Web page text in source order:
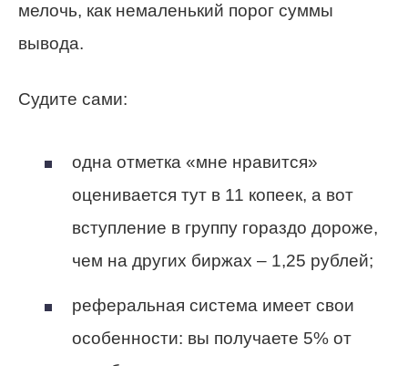
мелочь, как немаленький порог суммы
вывода.
Судите сами:
одна отметка «мне нравится»
оценивается тут в 11 копеек, а вот
вступление в группу гораздо дороже,
чем на других биржах – 1,25 рублей;
реферальная система имеет свои
особенности: вы получаете 5% от